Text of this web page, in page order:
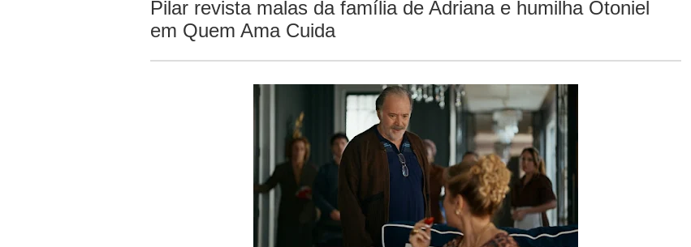
Pilar revista malas da família de Adriana e humilha Otoniel
em Quem Ama Cuida